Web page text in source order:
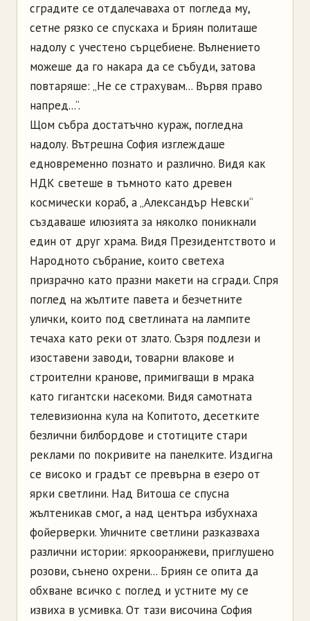
сградите се отдалечаваха от погледа му,
сетне рязко се спускаха и Бриян политаше
надолу с учестено сърцебиене. Вълнението
можеше да го накара да се събуди, затова
повтаряше: „Не се страхувам... Вървя право
напред...“.
Щом събра достатъчно кураж, погледна
надолу. Вътрешна София изглеждаше
едновременно познато и различно. Видя как
НДК светеше в тъмното като древен
космически кораб, а „Александър Невски“
създаваше илюзията за няколко поникнали
един от друг храма. Видя Президентството и
Народното събрание, които светеха
призрачно като празни макети на сгради. Спря
поглед на жълтите павета и безчетните
улички, които под светлината на лампите
течаха като реки от злато. Съзря подлези и
изоставени заводи, товарни влакове и
строителни кранове, примигващи в мрака
като гигантски насекоми. Видя самотната
телевизионна кула на Копитото, десетките
безлични билбордове и стотиците стари
реклами по покривите на панелките. Издигна
се високо и градът се превърна в езеро от
ярки светлини. Над Витоша се спусна
жълтеникав смог, а над центъра избухнаха
фойерверки. Уличните светлини разказваха
различни истории: яркооранжеви, приглушено
розови, сънено охрени... Бриян се опита да
обхване всичко с поглед и устните му се
извиха в усмивка. От тази височина София